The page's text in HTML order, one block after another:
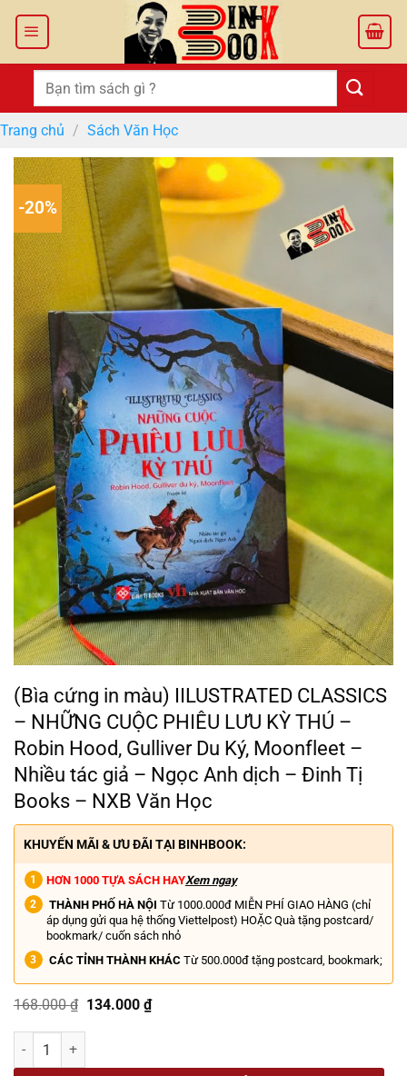
Tìm
kiếm:
Trang chủ / Sách Văn Học
-20%
(Bìa cứng in màu) IILUSTRATED CLASSICS
– NHỮNG CUỘC PHIÊU LƯU KỲ THÚ –
Robin Hood, Gulliver Du Ký, Moonfleet –
Nhiều tác giả – Ngọc Anh dịch – Đinh Tị
Books – NXB Văn Học
KHUYẾN MÃI & ƯU ĐÃI TẠI BINHBOOK:
HƠN 1000 TỰA SÁCH HAYXem ngay
THÀNH PHỐ HÀ NỘI Từ 1000.000đ MIỄN PHÍ GIAO HÀNG (chỉ
áp dụng gửi qua hệ thống Viettelpost) HOẶC Quà tặng postcard/
bookmark/ cuốn sách nhỏ
CÁC TỈNH THÀNH KHÁC Từ 500.000đ tặng postcard, bookmark;
168.000₫ Giá
là:
134.000 ₫Giá
(Bìa cứng in màu) IILUSTRATED CLASSICS – NHỮNG CUỘC